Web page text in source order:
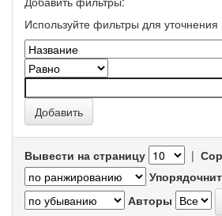
Используйте фильтры для уточнения
Вывести на страницу |
Авторы